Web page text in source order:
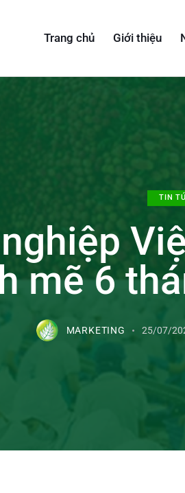
Trang chủ Giới thiệu
TIN
mẽ 6
MARKETING 25/07/